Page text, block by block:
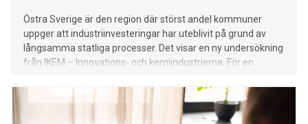
Östra Sverige är den region där störst andel kommuner
uppger att industriinvesteringar har uteblivit på grund av
långsamma statliga processer. Det visar en ny undersökning
från IKEM – Innovations- och kemiindustrierna. För en
tillgång till el, infrastruktur och effektiva tillståndsprocesser
avgörande för fortsatt utveckling.